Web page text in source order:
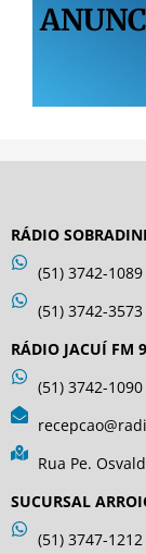
RÁDIO
(51) 3742-
(51) 3742-
RÁDIO JACUÍ FM
(51) 3742-1090
Rua Pe.
SUCURSAL
(51) 3747-1212